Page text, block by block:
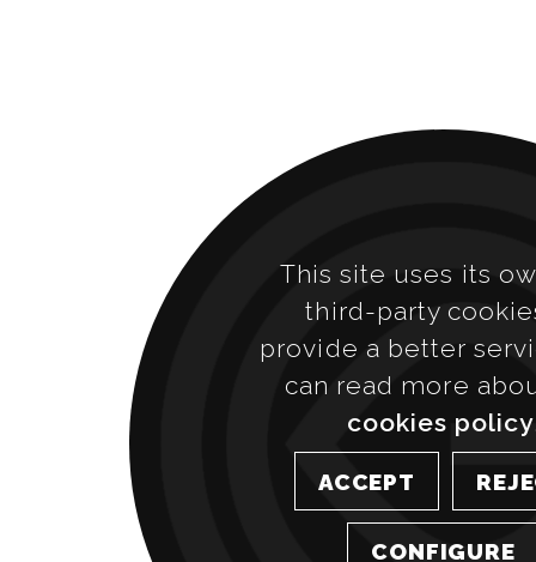
This site uses its
third-party
provide a better
can read more
cookies policy